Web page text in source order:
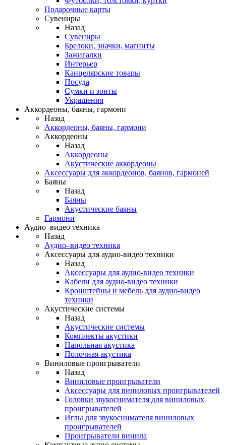
Подарочные карты
Сувениры
Назад
Сувениры
Брелоки, значки, магниты
Зажигалки
Интерьер
Канцелярские товары
Посуда
Сумки и зонты
Украшения
Аккордеоны, баяны, гармони
Назад
Аккордеоны, баяны, гармони
Аккордеоны
Назад
Аккордеоны
Акустические аккордеоны
Аксессуары для аккордеонов, баянов, гармоней
Баяны
Назад
Баяны
Акустические баяны
Гармони
Аудио–видео техника
Назад
Аудио–видео техника
Аксессуары для аудио-видео техники
Назад
Аксессуары для аудио-видео техники
Кабели для аудио-видео техники
Кронштейны и мебель для аудио-видео
техники
Акустические системы
Назад
Акустические системы
Комплекты акустики
Напольная акустика
Полочная акустика
Виниловые проигрыватели
Назад
Виниловые проигрыватели
Аксессуары для виниловых проигрывателей
Головки звукоснимателя для виниловых
проигрывателей
Иглы для звукоснимателя виниловых
проигрывателей
Проигрыватели винила